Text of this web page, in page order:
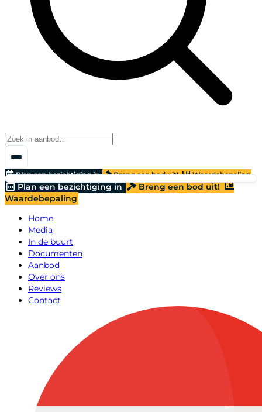
Plan een bezichtiging in Breng een bod uit! Waardebepaling
Plan een bezichtiging in
Breng een bod uit!
Waardebepaling
Home
Media
In de buurt
Documenten
Aanbod
Over ons
Reviews
Contact